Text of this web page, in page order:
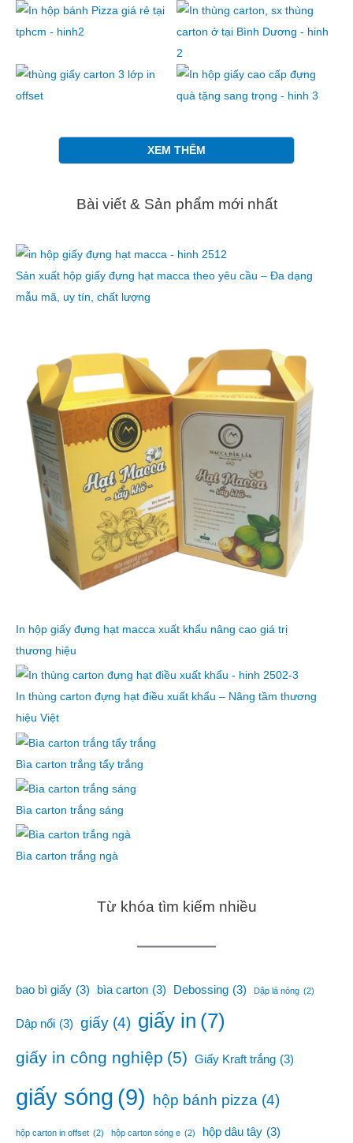
XEM THÊM
Bài viết & Sản phẩm mới nhất
Sản xuất hộp giấy đựng hạt macca theo yêu cầu – Đa dạng
mẫu mã, uy tín, chất lượng
In hộp giấy đựng hạt macca xuất khẩu nâng cao giá trị
thương hiệu
In thùng carton đựng hạt điều xuất khẩu – Nâng tầm thương
hiệu Việt
Bìa carton trắng tẩy trắng
Bìa carton trắng sáng
Bìa carton trắng ngà
Từ khóa tìm kiếm nhiều
bao bì giấy (3) bìa carton (3) Debossing (3) Dập lá nóng (2)
Dập nổi (3) giấy (4) giấy in (7)
giấy in công nghiệp (5) Giấy Kraft trắng (3)
giấy sóng (9) hộp bánh pizza (4)
hộp carton in offset (2) hộp carton sóng e (2) hộp dâu tây (3)